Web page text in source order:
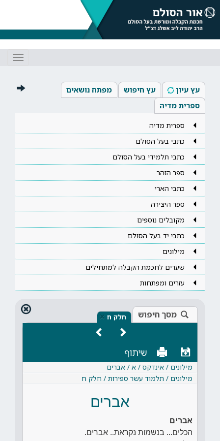
עץ עיון עץ חיפוש
מפתח נושאים
ספרית מדיה
ספרית מדיה
כתבי בעל הסולם
כתבי תלמידי בעל הסולם
ספר הזהר
כתבי הארי
ספר היצירה
מקובלים נוספים
כתבי יד בעל הסולם
מילונים
שערים לחכמת הקבלה למתחילים
עזרים ומפתחות
מסך חיפוש חלק ח ×
שיתוף
מילונים / אינדקס / א / אברים
מילונים / תלמוד עשר ספירות / חלק ח
אברים
אברים
הכלים... בנשמות נקראת.. אברים.